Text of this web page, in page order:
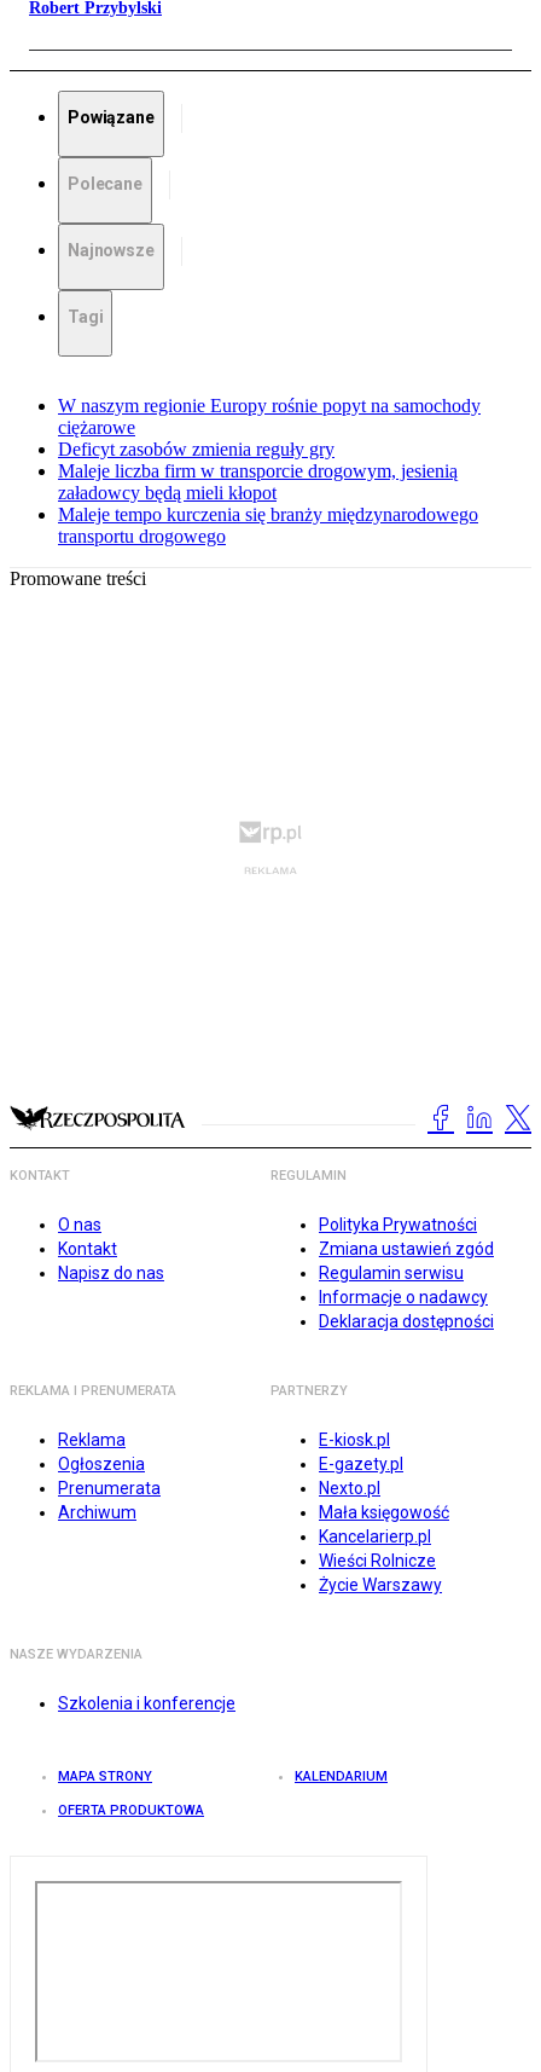
Robert Przybylski
Powiązane
Polecane
Najnowsze
Tagi
W naszym regionie Europy rośnie popyt na samochody
ciężarowe
Deficyt zasobów zmienia reguły gry
Maleje liczba firm w transporcie drogowym, jesienią
załadowcy będą mieli kłopot
Maleje tempo kurczenia się branży międzynarodowego
transportu drogowego
Promowane treści
KONTAKT
O nas
Kontakt
Napisz do nas
REGULAMIN
Polityka Prywatności
Zmiana ustawień zgód
Regulamin serwisu
Informacje o nadawcy
Deklaracja dostępności
REKLAMA I PRENUMERATA
Reklama
Ogłoszenia
Prenumerata
Archiwum
PARTNERZY
E-kiosk.pl
E-gazety.pl
Nexto.pl
Mała księgowość
Kancelarierp.pl
Wieści Rolnicze
Życie Warszawy
NASZE WYDARZENIA
Szkolenia i konferencje
MAPA STRONY KALENDARIUM
OFERTA PRODUKTOWA